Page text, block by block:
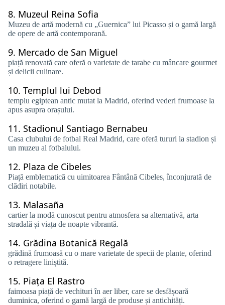
8. Muzeul Reina Sofia
Muzeu de artă modernă cu „Guernica” lui Picasso și o gamă largă
de opere de artă contemporană.
9. Mercado de San Miguel
piață renovată care oferă o varietate de tarabe cu mâncare gourmet
și delicii culinare.
10. Templul lui Debod
templu egiptean antic mutat la Madrid, oferind vederi frumoase la
apus asupra orașului.
11. Stadionul Santiago Bernabeu
Casa clubului de fotbal Real Madrid, care oferă tururi la stadion și
un muzeu al fotbalului.
12. Plaza de Cibeles
Piață emblematică cu uimitoarea Fântână Cibeles, înconjurată de
clădiri notabile.
13. Malasaña
cartier la modă cunoscut pentru atmosfera sa alternativă, arta
stradală și viața de noapte vibrantă.
14. Grădina Botanică Regală
grădină frumoasă cu o mare varietate de specii de plante, oferind
o retragere liniștită.
15. Piața El Rastro
faimoasa piață de vechituri în aer liber, care se desfășoară
duminica, oferind o gamă largă de produse și antichități.